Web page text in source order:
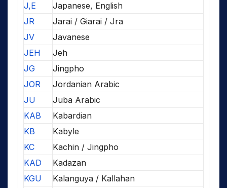
J,E
Japanese, English
JR
Jarai / Giarai / Jra
JV
Javanese
JEH
Jeh
JG
Jingpho
JOR
Jordanian Arabic
JU
Juba Arabic
KAB
Kabardian
KB
Kabyle
KC
Kachin / Jingpho
KAD
Kadazan
KGU
Kalanguya / Kallahan